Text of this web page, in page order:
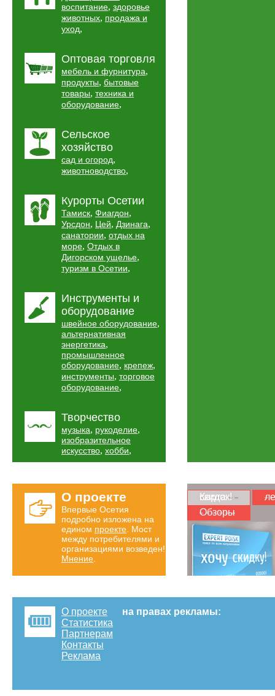
воспитание, здоровье
животных, продажа и
уход,
Оптовая торговля
мебель и фурнитура,
продукты, бытовые
товары, техника и
оборудование,
Сельское
хозяйство
сад и огород,
животноводство,
Курорты Осетии
Тамиск, Фиагдон,
Урсдон, Цей, Дзинага,
санатории, отдых на
море, Отдых в
Дигорском ущелье,
туризм в Осетии,
Инструменты и
оборудование
швейное оборудование,
альтернативная
энергетика,
промышленное
оборудование, крепеж,
инструменты, торговое
оборудование,
Творчество
музыка, рукоделие,
изобразительное
искусство, хобби,
О проекте
Впервые Осетия
подробно изложена на
едином проекте . Мост
между потребителями и
организациями возведен!
Мнение
Карта скидок!
Обзоры
О проекте
Статистика
Партнерам
Контакты
Реклама
на правах рекламы: